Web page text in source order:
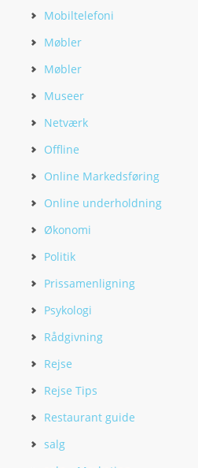
Mobiltelefoni
Møbler
Møbler
Museer
Netværk
Offline
Online Markedsføring
Online underholdning
Økonomi
Politik
Prissamenligning
Psykologi
Rådgivning
Rejse
Rejse Tips
Restaurant guide
salg